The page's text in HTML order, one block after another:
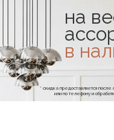
на
в
* скидка предоставляется
или по телефону и